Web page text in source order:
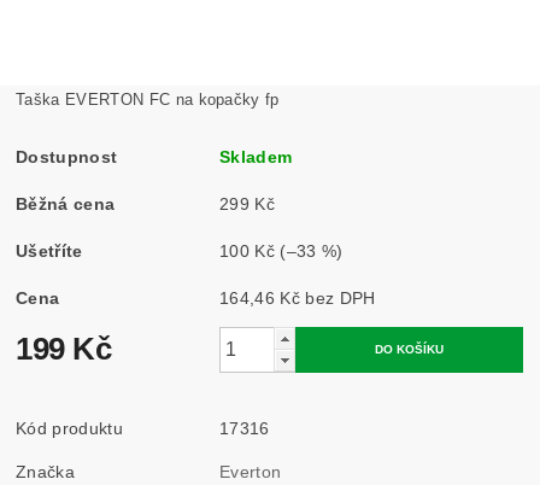
Taška EVERTON FC na kopačky fp
Dostupnost Skladem
Běžná cena 299 Kč
Ušetříte 100 Kč (–33 %)
Cena 164,46 Kč bez DPH
199 Kč
Kód produktu 17316
Značka Everton